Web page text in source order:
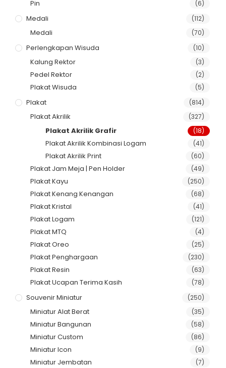
Pin (6)
Medali (112)
Medali (70)
Perlengkapan Wisuda (10)
Kalung Rektor (3)
Pedel Rektor (2)
Plakat Wisuda (5)
Plakat (814)
Plakat Akrilik (327)
Plakat Akrilik Grafir (18)
Plakat Akrilik Kombinasi Logam (41)
Plakat Akrilik Print (60)
Plakat Jam Meja | Pen Holder (49)
Plakat Kayu (250)
Plakat Kenang Kenangan (68)
Plakat Kristal (41)
Plakat Logam (121)
Plakat MTQ (4)
Plakat Oreo (25)
Plakat Penghargaan (230)
Plakat Resin (63)
Plakat Ucapan Terima Kasih (78)
Souvenir Miniatur (250)
Miniatur Alat Berat (35)
Miniatur Bangunan (58)
Miniatur Custom (86)
Miniatur Icon (9)
Miniatur Jembatan (7)